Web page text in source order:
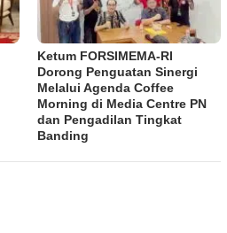
​Ketum FORSIMEMA-RI
Dorong Penguatan Sinergi
Melalui Agenda Coffee
Morning di Media Centre PN
dan Pengadilan Tingkat
Banding